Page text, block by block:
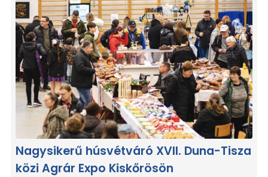
Nagysikerű húsvétváró XVII. Duna-Tisza
közi Agrár Expo Kiskőrösön